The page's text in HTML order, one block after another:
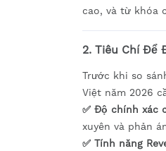
cao, và từ khóa
2. Tiêu Chí Để
Trước khi so
Việt năm 2026
✅ Độ chính xác
xuyên và phản
✅ Tính năng